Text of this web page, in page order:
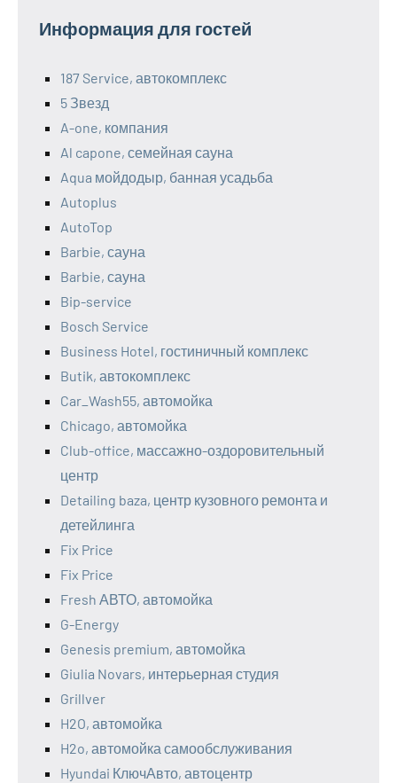
Информация для гостей
187 Service, автокомплекс
5 Звезд
A-one, компания
Al capone, семейная сауна
Aqua мойдодыр, банная усадьба
Autoplus
AutoTop
Barbie, сауна
Barbie, сауна
Bip-service
Bosch Service
Business Hotel, гостиничный комплекс
Butik, автокомплекс
Car_Wash55, автомойка
Chicago, автомойка
Club-office, массажно-оздоровительный
центр
Detailing baza, центр кузовного ремонта и
детейлинга
Fix Price
Fix Price
Fresh АВТО, автомойка
G-Energy
Genesis premium, автомойка
Giulia Novars, интерьерная студия
Grillver
H2O, автомойка
H2o, автомойка самообслуживания
Hyundai КлючАвто, автоцентр